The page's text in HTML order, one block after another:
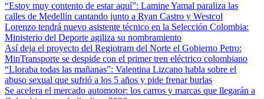
“Estoy muy contento de estar aquí”: Lamine Yamal paraliza las
calles de Medellín cantando junto a Ryan Castro y Westcol
Lorenzo tendrá nuevo asistente técnico en la Selección Colombia:
Ministerio del Deporte agiliza su nombramiento
Así deja el proyecto del Regiotram del Norte el Gobierno Petro:
MinTransporte se despide con el primer tren eléctrico colombiano
“Lloraba todas las mañanas”: Valentina Lizcano habla sobre el
abuso sexual que sufrió a los 5 años y pide frenar burlas
Se acelera el mercado automotor: los carros y marcas que llegarán a